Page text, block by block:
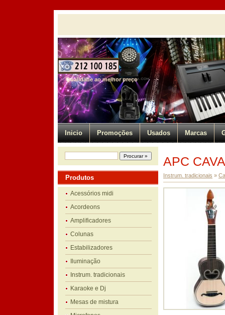
Qualidade ao melhor preço
Inicio Promoções Usados Marcas
Produtos
Acessórios midi
Acordeons
Amplificadores
Colunas
Estabilizadores
Iluminação
Instrum. tradicionais
Karaoke e Dj
Mesas de mistura
APC
Instrum. tradicionais »